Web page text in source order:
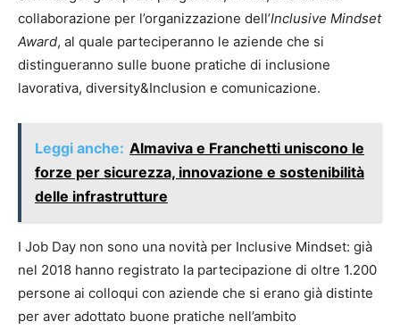
collaborazione per l’organizzazione dell’Inclusive Mindset
Award, al quale parteciperanno le aziende che si
distingueranno sulle buone pratiche di inclusione
lavorativa, diversity&Inclusion e comunicazione.
Leggi anche: Almaviva e Franchetti uniscono le
forze per sicurezza, innovazione e sostenibilità
delle infrastrutture
I Job Day non sono una novità per Inclusive Mindset: già
nel 2018 hanno registrato la partecipazione di oltre 1.200
persone ai colloqui con aziende che si erano già distinte
per aver adottato buone pratiche nell’ambito